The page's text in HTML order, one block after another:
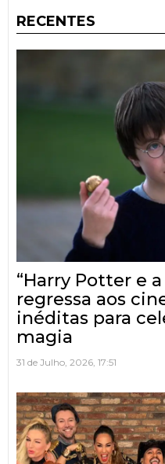
RECENTES
“Harry Potter e
regressa aos
inéditas para
magia
31 de Julho, 2026, 17:51